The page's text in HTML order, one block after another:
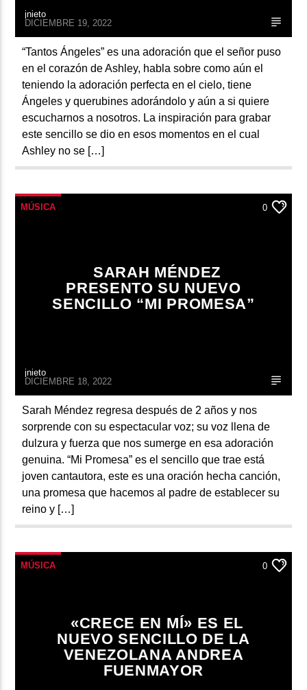
jnieto
DICIEMBRE 19, 2022
“Tantos Ángeles” es una adoración que el señor puso
en el corazón de Ashley, habla sobre como aún el
teniendo la adoración perfecta en el cielo, tiene
Ángeles y querubines adorándolo y aún a si quiere
escucharnos a nosotros. La inspiración para grabar
este sencillo se dio en esos momentos en el cual
Ashley no se […]
MÚSICA 0
SARAH MÉNDEZ
PRESENTO SU NUEVO
SENCILLO “MI PROMESA”
jnieto
DICIEMBRE 18, 2022
Sarah Méndez regresa después de 2 años y nos
sorprende con su espectacular voz; su voz llena de
dulzura y fuerza que nos sumerge en esa adoración
genuina. “Mi Promesa” es el sencillo que trae está
joven cantautora, este es una oración hecha canción,
una promesa que hacemos al padre de establecer su
reino y […]
MÚSICA 0
«CRECE EN MÍ» ES EL
NUEVO SENCILLO DE LA
VENEZOLANA ANDREA
FUENMAYOR